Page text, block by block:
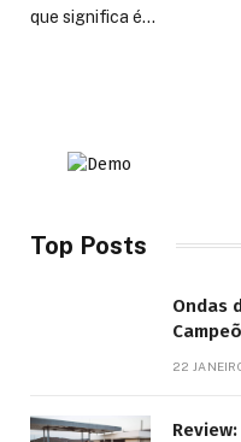
que significa é…
Top Posts
Ondas
22